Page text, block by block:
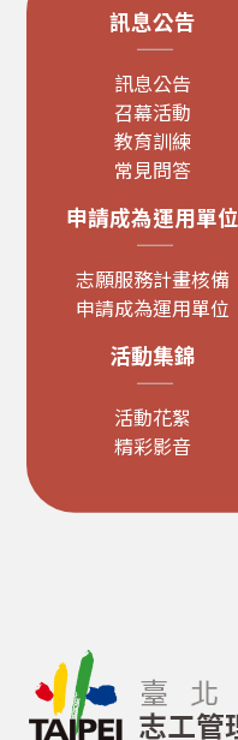
訊息公告
訊息公告
召幕活動
教育訓練
常見問答
申請成為運用單位
志願服務計畫核備
申請成為運用單位
活動集錦
活動花絮
精彩影音